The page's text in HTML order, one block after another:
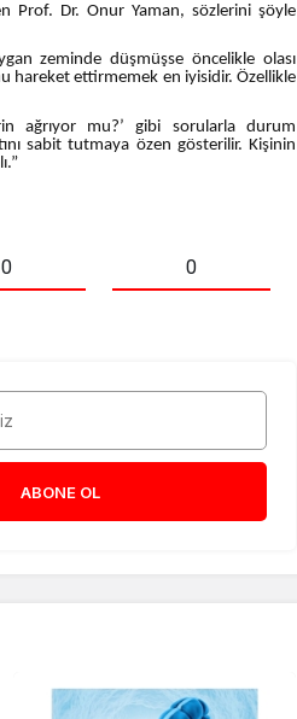
Prof. Dr. Onur Yaman, sözlerini şöyle
zeminde düşmüşse öncelikle olası
hareket ettirmemek en iyisidir. Özellikle
ağrıyor mu?’ gibi sorularla durum
sabit tutmaya özen gösterilir. Kişinin
0 0
ABONE OL